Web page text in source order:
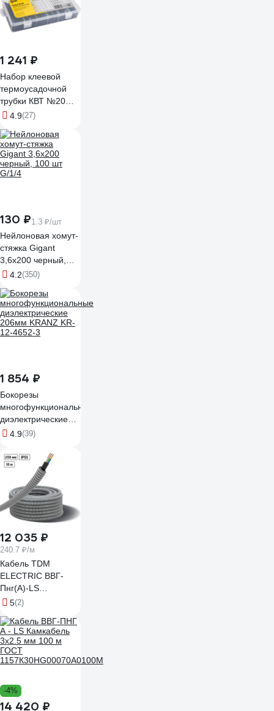
1 241 ₽
Набор клеевой
термоусадочной
трубки КВТ №20
86582
4.9(27)
130 ₽1.3 ₽/шт
Нейлоновая хомут-
стяжка Gigant
3,6х200 черный,
100 шт G/1/4
4.2(350)
1 854 ₽
Бокорезы
многофункциональные
диэлектрические
206мм KRANZ KR-
4.9(39)
12 035 ₽
240.7 ₽/м
Кабель TDM
ELECTRIC ВВГ-
Пнг(А)-LS
3х2,5ок(N,PE)-0,66
гофрированной
трубе ПВХ d20
серая (50 м)
SQ0140-2002
5(2)
-4%
14 420 ₽